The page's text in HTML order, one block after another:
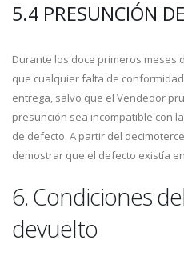
5.4 PRESUNCIÓN
Durante los doce primeros meses
que cualquier falta de
entrega, salvo que el Vendedor
presunción sea incompatible con
de defecto. A partir del
demostrar que el defecto existía
6. Condiciones
devuelto